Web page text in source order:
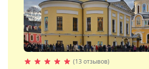
(13 отзывов)